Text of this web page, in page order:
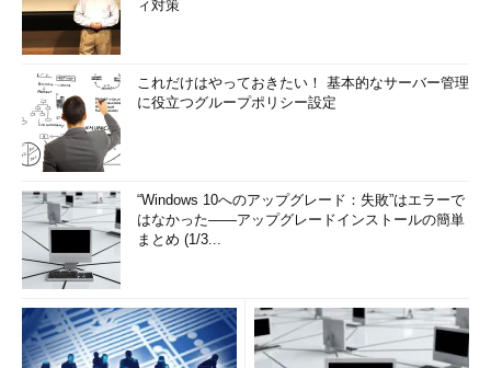
ィ対策
これだけはやっておきたい！ 基本的なサーバー管理
に役立つグループポリシー設定
“Windows 10へのアップグレード：失敗”はエラーで
はなかった――アップグレードインストールの簡単
まとめ (1/3...